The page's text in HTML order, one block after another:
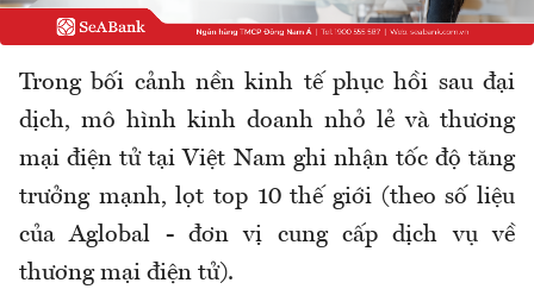
Trong bối cảnh nền kinh tế phục hồi sau đại
dịch, mô hình kinh doanh nhỏ lẻ và thương
mại điện tử tại Việt Nam ghi nhận tốc độ tăng
trưởng mạnh, lọt top 10 thế giới (theo số liệu
của Aglobal - đơn vị cung cấp dịch vụ về
thương mại điện tử).